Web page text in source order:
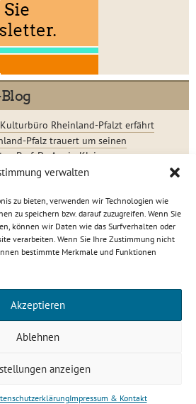
verwalten
zu bieten, verwenden wir Technologien wie
zu speichern bzw. darauf zuzugreifen. Wenn Sie
können wir Daten wie das Surfverhalten oder
verarbeiten. Wenn Sie Ihre Zustimmung nicht
bestimmte Merkmale und Funktionen
Akzeptieren
Ablehnen
anzeigen
Impressum & Kontakt
Kulturbüro Rheinland-Pfalzt erfährt
Pfalz trauert um seinen
Prof. Dr. Armin Klein
2023 im Rückblick
· C.-S.-Schmidt-Str. 9 · 56112
von